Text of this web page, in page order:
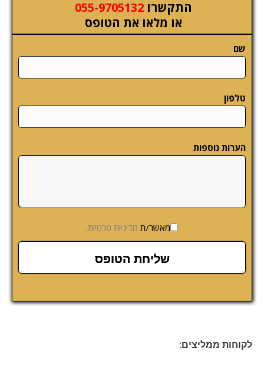
התקשרו 055-9705132
או מלאו את הטופס
שם
טלפון
הערות נוספות
מאשר/ת מדיניות פרטיות.
לקוחות ממליצים: